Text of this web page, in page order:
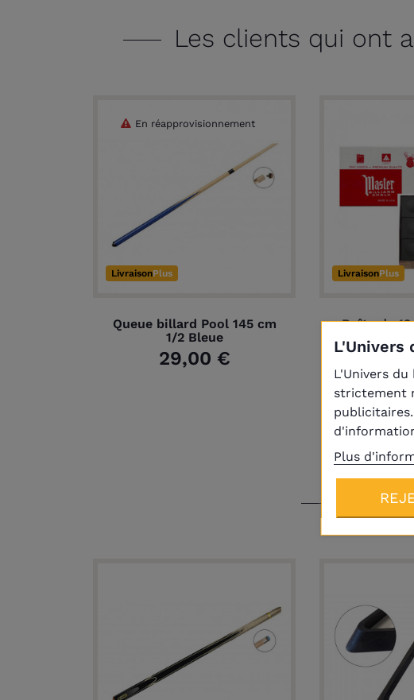
Les clients qui ont
LivraisonPlus
Queue billard Pool 145 cm
1/2 Bleue
29,00 €
En réapprovisionnement
LivraisonPlus
Boîte de
L'Univers
L'Univers
strictement
Plus